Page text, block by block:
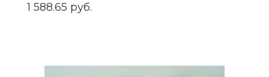
1 588.65 руб.